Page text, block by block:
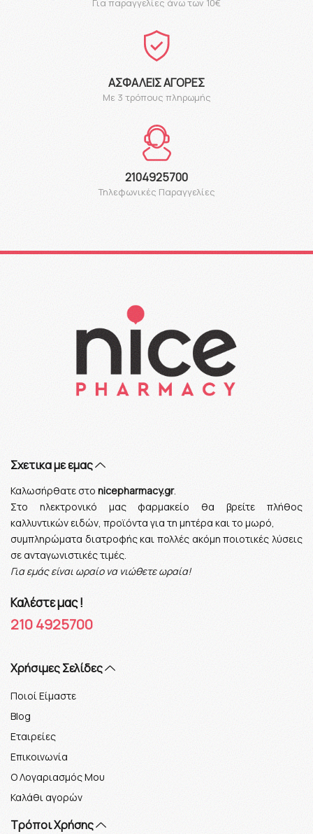
Για παραγγελίες άνω των 10€
ΑΣΦΑΛΕΊΣ ΑΓΟΡΈΣ
Με 3 τρόπους πληρωμής
2104925700
Τηλεφωνικές Παραγγελίες
Σχετικα με εμας
Καλωσήρθατε στο nicepharmacy.gr.
Στο ηλεκτρονικό μας φαρμακείο θα βρείτε πλήθος
καλλυντικών ειδών, προϊόντα για τη μητέρα και το μωρό,
συμπληρώματα διατροφής και πολλές ακόμη ποιοτικές λύσεις
σε ανταγωνιστικές τιμές.
Για εμάς είναι ωραίο να νιώθετε ωραία!
Καλέστε μας !
210 4925700
Xρήσιμες Σελίδες
Ποιοί Είμαστε
Blog
Εταιρείες
Επικοινωνία
Ο Λογαριασμός Μου
Καλάθι αγορών
Τρόποι Χρήσης